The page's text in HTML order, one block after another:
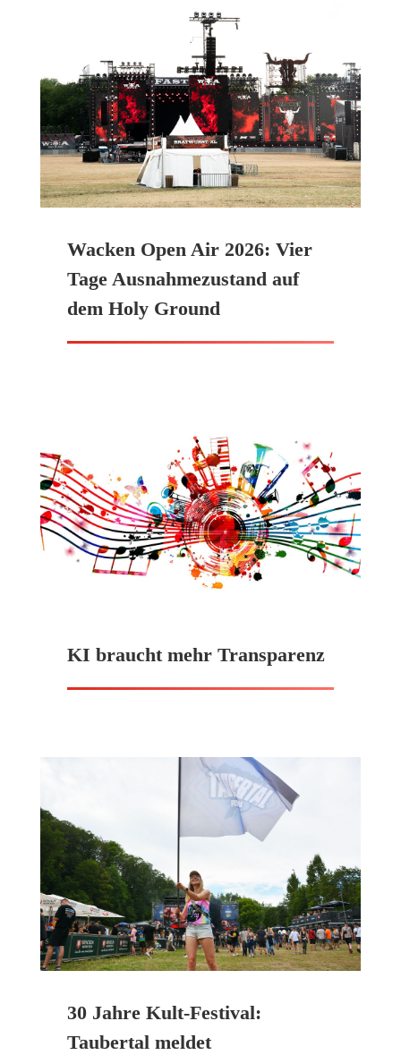
Wacken Open Air 2026: Vier
Tage Ausnahmezustand auf
dem Holy Ground
KI braucht mehr Transparenz
30 Jahre Kult-Festival:
Taubertal meldet